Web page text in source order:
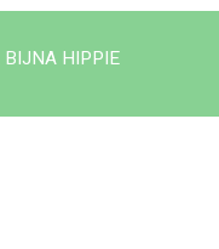
BIJNA HIPPIE